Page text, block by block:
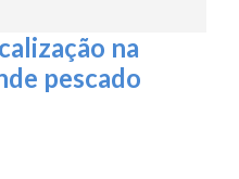
na
pescado